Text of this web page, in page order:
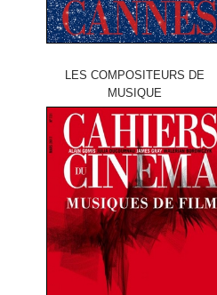
LES COMPOSITEURS DE
MUSIQUE